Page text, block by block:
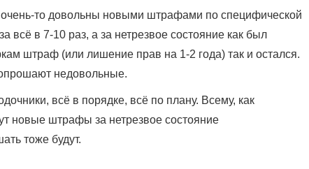
то довольны новыми штрафами по специфической
всё в 7-10 раз, а за нетрезвое состояние как был
штраф (или лишение прав на 1-2 года) так и остался.
недовольные.
всё в порядке, всё по плану. Всему, как
новые штрафы за нетрезвое состояние
тоже будут.